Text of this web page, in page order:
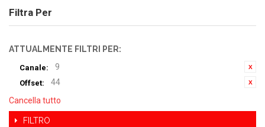
Filtra Per
ATTUALMENTE FILTRI PER:
Canale: 9
Offset:
44
Cancella tutto
FILTRO